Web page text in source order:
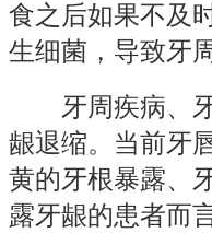
食之后如果不及
生细菌，导致牙
牙周疾病、牙
龈退缩。当前牙
黄的牙根暴露、
露牙龈的患者而